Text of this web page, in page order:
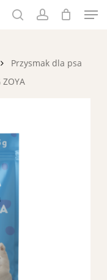
Przysmak dla psa
ZOYA